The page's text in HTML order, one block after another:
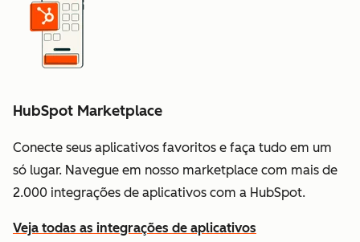
HubSpot Marketplace
Conecte seus aplicativos favoritos e faça tudo em um
só lugar. Navegue em nosso marketplace com mais de
2.000 integrações de aplicativos com a HubSpot.
Veja todas as integrações de aplicativos